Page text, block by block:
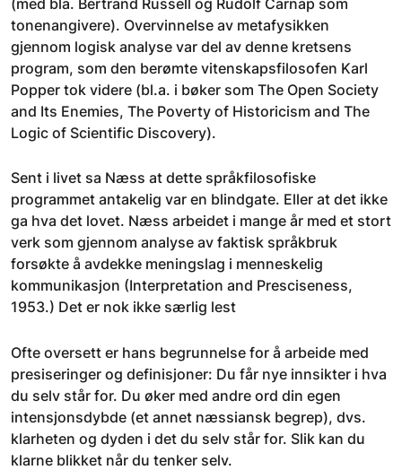
tonenangivere). Overvinnelse av metafysikken
gjennom logisk analyse var del av denne kretsens
program, som den berømte vitenskapsfilosofen Karl
Popper tok videre (bl.a. i bøker som The Open Society
and Its Enemies, The Poverty of Historicism and The
Logic of Scientific Discovery).
Sent i livet sa Næss at dette språkfilosofiske
programmet antakelig var en blindgate. Eller at det ikke
ga hva det lovet. Næss arbeidet i mange år med et stort
verk som gjennom analyse av faktisk språkbruk
forsøkte å avdekke meningslag i menneskelig
kommunikasjon (Interpretation and Presciseness,
1953.) Det er nok ikke særlig lest
Ofte oversett er hans begrunnelse for å arbeide med
presiseringer og definisjoner: Du får nye innsikter i hva
du selv står for. Du øker med andre ord din egen
intensjonsdybde (et annet næssiansk begrep), dvs.
klarheten og dyden i det du selv står for. Slik kan du
klarne blikket når du tenker selv.